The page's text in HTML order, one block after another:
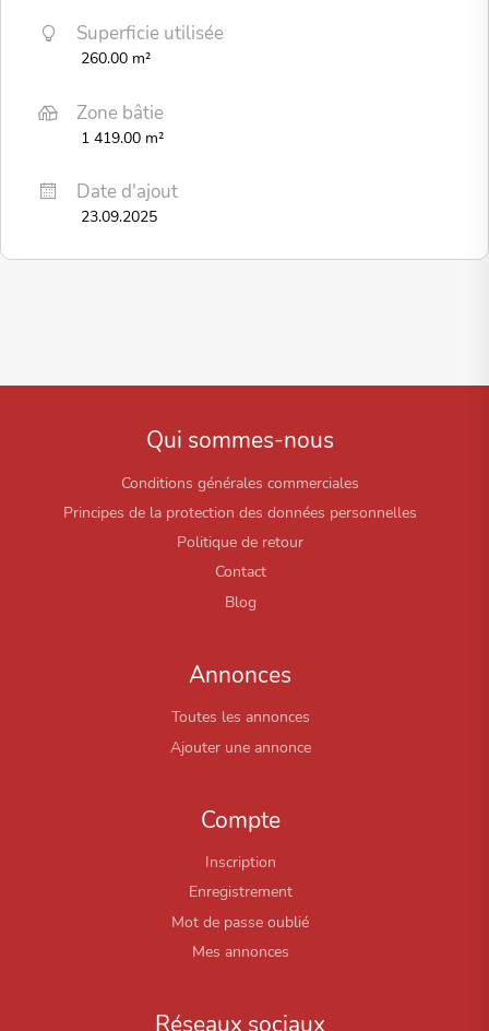
Superficie utilisée
260.00 m²
Zone bâtie
1 419.00 m²
Date d'ajout
23.09.2025
Qui sommes-nous
Conditions générales commerciales
Principes de la protection des données personnelles
Politique de retour
Contact
Blog
Annonces
Toutes les annonces
Ajouter une annonce
Compte
Inscription
Enregistrement
Mot de passe oublié
Mes annonces
Réseaux sociaux